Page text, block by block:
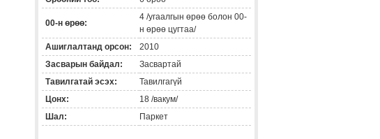
00-н өрөө:
4 /угаалгын өрөө болон 00-
н өрөө цугтаа/
Ашиглалтанд орсон:
2010
Засварын байдал:
Засвартай
Тавилгатай эсэх:
Тавилгагүй
Цонх:
18 /вакум/
Шал:
Паркет